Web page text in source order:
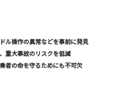
ル操作の異常などを事前に発見
重大事故のリスクを低減
者の命を守るためにも不可欠